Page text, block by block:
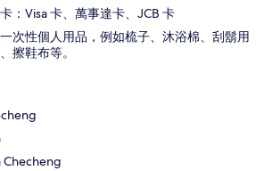
：Visa 卡、萬事達卡、JCB 卡
次性個人用品，例如梳子、沐浴棉、刮鬍用
擦鞋布等。
Checheng